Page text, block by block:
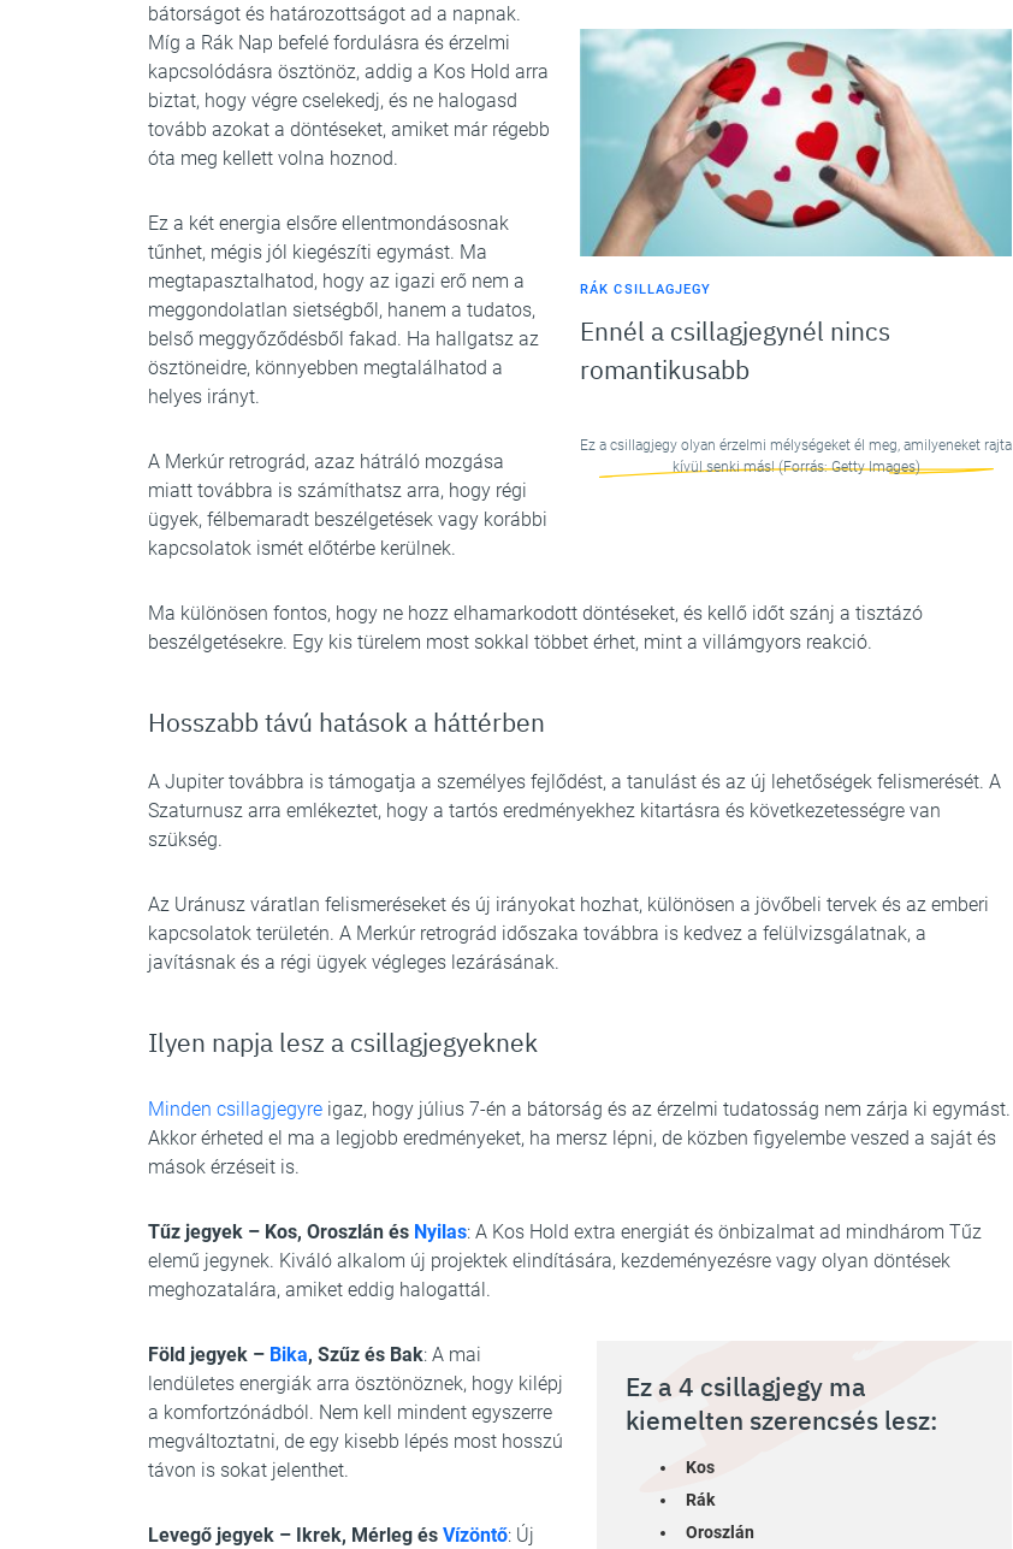
RÁK CSILLAGJEGY
Ennél a csillagjegynél nincs
romantikusabb
Ez a csillagjegy olyan érzelmi mélységeket él meg, amilyeneket rajta
kívül senki más! (Forrás: Getty Images)
bátorságot és határozottságot ad a napnak.
Míg a Rák Nap befelé fordulásra és érzelmi
kapcsolódásra ösztönöz, addig a Kos Hold arra
biztat, hogy végre cselekedj, és ne halogasd
tovább azokat a döntéseket, amiket már régebb
óta meg kellett volna hoznod.
Ez a két energia elsőre ellentmondásosnak
tűnhet, mégis jól kiegészíti egymást. Ma
megtapasztalhatod, hogy az igazi erő nem a
meggondolatlan sietségből, hanem a tudatos,
belső meggyőződésből fakad. Ha hallgatsz az
ösztöneidre, könnyebben megtalálhatod a
helyes irányt.
A Merkúr retrográd, azaz hátráló mozgása
miatt továbbra is számíthatsz arra, hogy régi
ügyek, félbemaradt beszélgetések vagy korábbi
kapcsolatok ismét előtérbe kerülnek.
Ma különösen fontos, hogy ne hozz elhamarkodott döntéseket, és kellő időt szánj a tisztázó
beszélgetésekre. Egy kis türelem most sokkal többet érhet, mint a villámgyors reakció.
Hosszabb távú hatások a háttérben
A Jupiter továbbra is támogatja a személyes fejlődést, a tanulást és az új lehetőségek felismerését. A
Szaturnusz arra emlékeztet, hogy a tartós eredményekhez kitartásra és következetességre van
szükség.
Az Uránusz váratlan felismeréseket és új irányokat hozhat, különösen a jövőbeli tervek és az emberi
kapcsolatok területén. A Merkúr retrográd időszaka továbbra is kedvez a felülvizsgálatnak, a
javításnak és a régi ügyek végleges lezárásának.
Ilyen napja lesz a csillagjegyeknek
Minden csillagjegyre igaz, hogy július 7-én a bátorság és az érzelmi tudatosság nem zárja ki egymást.
Akkor érheted el ma a legjobb eredményeket, ha mersz lépni, de közben figyelembe veszed a saját és
mások érzéseit is.
Tűz jegyek – Kos, Oroszlán és Nyilas: A Kos Hold extra energiát és önbizalmat ad mindhárom Tűz
elemű jegynek. Kiváló alkalom új projektek elindítására, kezdeményezésre vagy olyan döntések
meghozatalára, amiket eddig halogattál.
Ez a 4 csillagjegy ma
kiemelten szerencsés lesz:
Kos
Rák
Oroszlán
Föld jegyek – Bika, Szűz és Bak: A mai
lendületes energiák arra ösztönöznek, hogy kilépj
a komfortzónádból. Nem kell mindent egyszerre
megváltoztatni, de egy kisebb lépés most hosszú
távon is sokat jelenthet.
Levegő jegyek – Ikrek, Mérleg és Vízöntő: Új